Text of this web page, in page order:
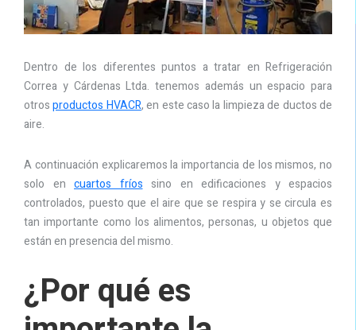
Dentro de los diferentes puntos a tratar en Refrigeración
Correa y Cárdenas Ltda. tenemos además un espacio para
otrosproductos HVACR, en este caso la limpieza de ductos de
aire.
A continuación explicaremos la importancia de los mismos, no
solo en cuartos fríos sino en edificaciones y espacios
controlados, puesto que el aire que se respira y se circula es
tan importante como los alimentos, personas, u objetos que
están en presencia del mismo.
¿Por qué es